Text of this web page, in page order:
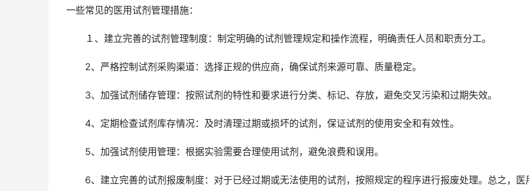
一些常见的医用试剂管理措施：
１、建立完善的试剂管理制度：制定明确的试剂管理规定和操作流程，明确责任人员和职责分工。
2、严格控制试剂采购渠道：选择正规的供应商，确保试剂来源可靠、质量稳定。
3、加强试剂储存管理：按照试剂的特性和要求进行分类、标记、存放，避免交叉污染和过期失效。
4、定期检查试剂库存情况：及时清理过期或损坏的试剂，保证试剂的使用安全和有效性。
5、加强试剂使用管理：根据实验需要合理使用试剂，避免浪费和误用。
6、建立完善的试剂报废制度：对于已经过期或无法使用的试剂，按照规定的程序进行报废处理。总之，医